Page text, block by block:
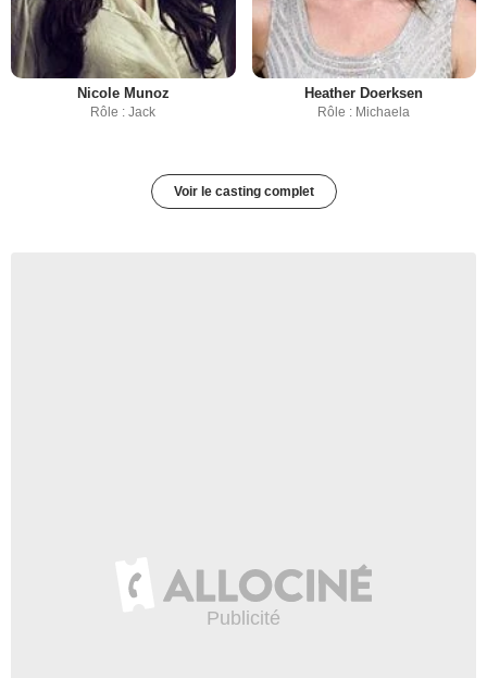
Nicole Munoz
Rôle : Jack
Heather Doerksen
Rôle : Michaela
Voir le casting complet